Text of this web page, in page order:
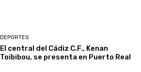
DEPORTES
El central del Cádiz C.F., Kenan
Toibibou, se presenta en Puerto Real